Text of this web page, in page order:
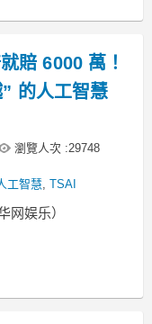
賠 6000 萬！
的人工智慧
瀏覽人次 :29748
工智慧, TSAI
网娱乐）